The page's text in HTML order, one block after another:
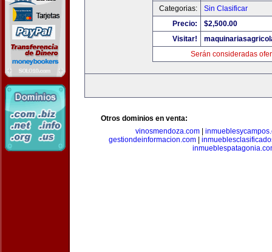
Categorias:
Sin Clasificar
Precio:
$2,500.00
Visitar!
Serán consideradas
Otros dominios en venta:
vinosmendoza.com|
gestiondeinformacion.com